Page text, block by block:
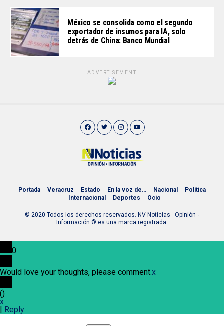
México se consolida como el segundo
exportador de insumos para IA, solo
detrás de China: Banco Mundial
ADVERTISEMENT
Portada Veracruz Estado En la voz de… Nacional
Política
Internacional
Deportes Ocio
© 2020 Todos los derechos reservados. NV Noticias - Opinión ∙
Información ® es una marca registrada.
0
Would love your thoughts, please comment.x
()
x
| Reply